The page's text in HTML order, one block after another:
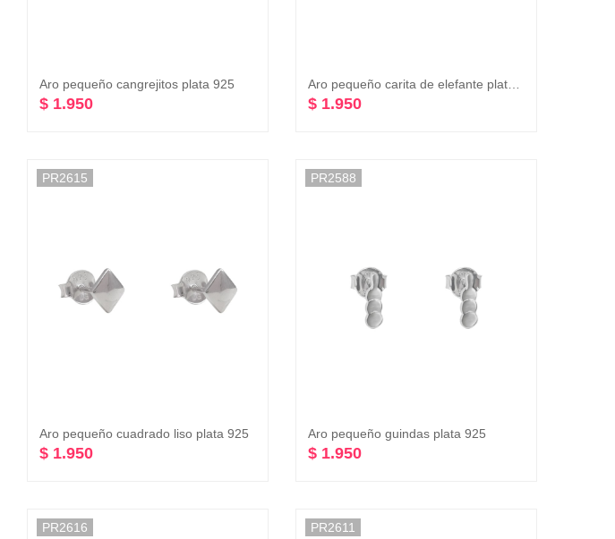
Aro pequeño cangrejitos plata 925
$ 1.950
Aro pequeño carita de elefante plata 925
$ 1.950
PR2615
Aro pequeño cuadrado liso plata 925
$ 1.950
PR2588
Aro pequeño guindas plata 925
$ 1.950
PR2616 PR2611